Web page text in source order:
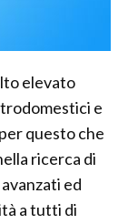
elevato
e
questo che
ricerca di
ed
a tutti di